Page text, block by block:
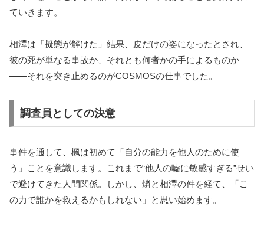
ていきます。
相澤は「擬態が解けた」結果、皮だけの姿になったとされ、
彼の死が単なる事故か、それとも何者かの手によるものか
――それを突き止めるのがCOSMOSの仕事でした。
調査員としての決意
事件を通して、楓は初めて「自分の能力を他人のために使
う」ことを意識します。これまで“他人の嘘に敏感すぎる”せい
で避けてきた人間関係。しかし、燐と相澤の件を経て、「こ
の力で誰かを救えるかもしれない」と思い始めます。